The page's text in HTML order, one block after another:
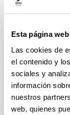
Esta página
Las cookies de
el contenido y
sociales y
información
nuestros
web, quienes